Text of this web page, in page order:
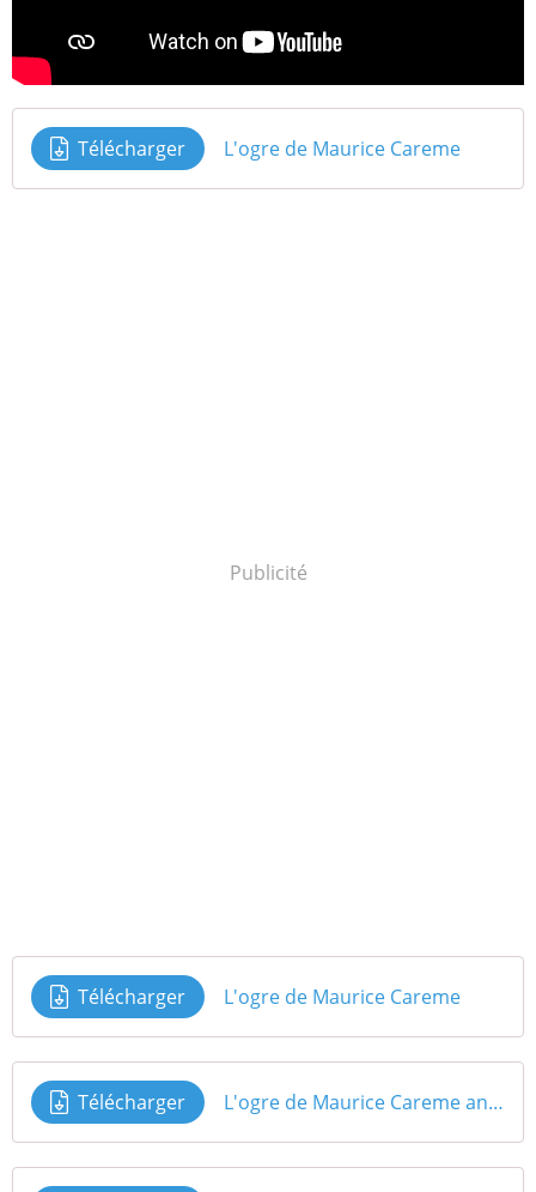
Télécharger L'ogre de Maurice Careme
Publicité
Télécharger L'ogre de Maurice Careme
Télécharger L'ogre de Maurice Careme analyse